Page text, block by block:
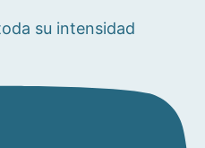
su intensidad